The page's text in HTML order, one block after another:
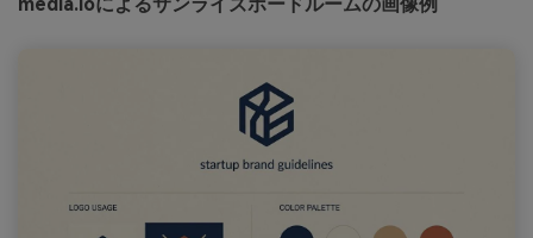
media.ioによるサンライズボードルームの画像例